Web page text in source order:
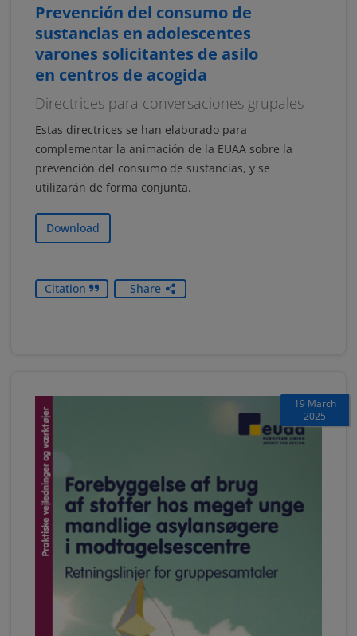
Prevención del consumo de
sustancias en adolescentes
varones solicitantes de asilo
en centros de acogida
Directrices para conversaciones grupales
Estas directrices se han elaborado para
complementar la animación de la EUAA sobre la
prevención del consumo de sustancias, y se
utilizarán de forma conjunta.
Download
Citation Share
19 March
2025